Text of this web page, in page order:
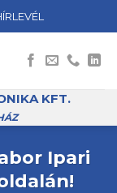
KFT.
Ipari